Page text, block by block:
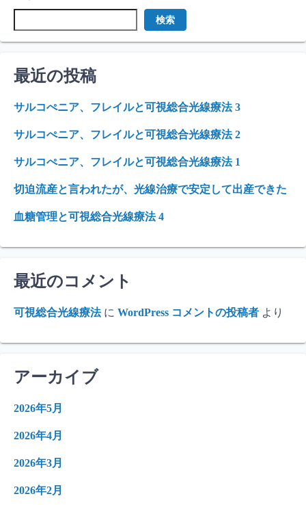
検索
最近の投稿
サルコぺニア、フレイルと可視総合光線療法 3
サルコぺニア、フレイルと可視総合光線療法 2
サルコぺニア、フレイルと可視総合光線療法 1
切迫流産と言われたが、光線治療で安定して出産できた
血糖管理と可視総合光線療法 4
最近のコメント
可視総合光線療法に WordPress コメントの投稿者 より
アーカイブ
2026年5月
2026年4月
2026年3月
2026年2月